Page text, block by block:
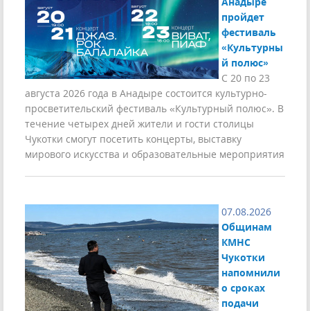
пройдет
фестиваль
«Культурны
й полюс»
С 20 по 23
августа 2026 года в Анадыре состоится культурно-
просветительский фестиваль «Культурный полюс». В
течение четырех дней жители и гости столицы
Чукотки смогут посетить концерты, выставку
мирового искусства и образовательные мероприятия
07.08.2026
Общинам
КМНС
Чукотки
напомнили
о сроках
подачи